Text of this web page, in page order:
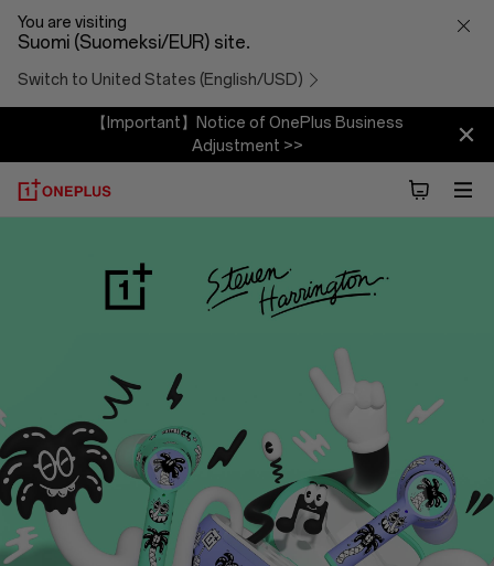
OnePlus
Buds
Steven
Edition
You are visiting
Suomi (Suomeksi/EUR) site.
Switch to United States (English/USD)
【Important】Notice of OnePlus Business
Adjustment >>